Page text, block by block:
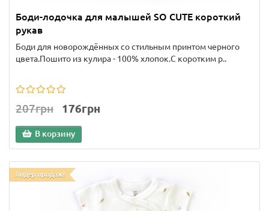
Боди-лодочка для малышей SO CUTE короткий
рукав
Боди для новорождённых со стильным принтом черного
цвета.Пошито из кулира - 100% хлопок.С коротким р..
207грн 176грн
В корзину
Лидер продаж!